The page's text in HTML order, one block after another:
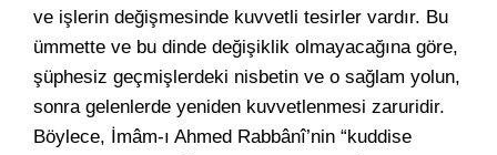
ve işlerin değişmesinde kuvvetli tesirler vardır. Bu
ümmette ve bu dinde değişiklik olmayacağına göre,
şüphesiz geçmişlerdeki nisbetin ve o sağlam yolun,
sonra gelenlerde yeniden kuvvetlenmesi zaruridir.
Böylece, İmâm-ı Ahmed Rabbânî’nin “kuddise